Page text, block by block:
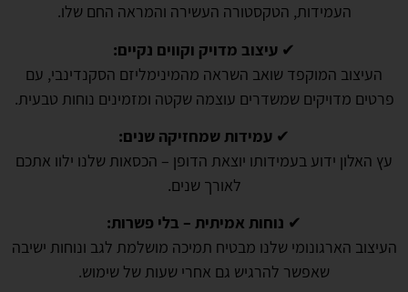
העמידות, הטקסטורה העשירה והמראה החם שלו.
✔ עיצוב מדויק וקווים נקיים:
העיצוב המוקפד שואב השראה מהמינימליזם הסקנדינבי, עם
פרטים מדויקים שמשדרים עוצמה שקטה ומזמינים נוחות טבעית.
✔ עמידות שמחזיקה שנים:
עץ האלון ידוע בעמידותו יוצאת הדופן – הכסאות שלנו ילוו אתכם
לאורך שנים.
✔ נוחות אמיתית – בלי פשרות:
העיצוב הארגונומי שלנו מבטיח תמיכה מושלמת לגב ונוחות ישיבה
שאפשר להרגיש גם אחרי שעות של שימוש.